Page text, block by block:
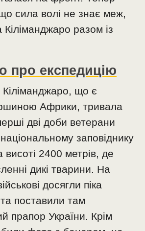
сила волі не знає меж,
разом із
про експедицію
Кіліманджаро, що є
Африки, тривала
дві доби ветерани
заповіднику
висоті 2400 метрів, де
дикі тварини. На
досягли піка
поставили там
прапор України. Крім